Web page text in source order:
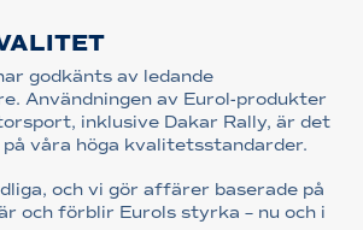
godkänts av ledande
Användningen av Eurol-produkter
inklusive Dakar Rally, är det
våra höga kvalitetsstandarder.
och vi gör affärer baserade på
och förblir Eurols styrka – nu och i